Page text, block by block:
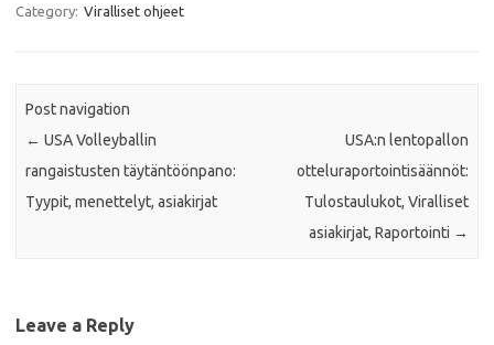
Category: Viralliset ohjeet
Post navigation
← USA Volleyballin
rangaistusten täytäntöönpano:
Tyypit, menettelyt, asiakirjat
USA:n lentopallon
otteluraportointisäännöt:
Tulostaulukot, Viralliset
asiakirjat, Raportointi →
Leave a Reply